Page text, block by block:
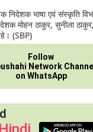
निदेशक भाषा एवं संस्कृति
मोहन ठाकुर, सुनीला ठाकुर,
(SBP)
Follow
Network Channel
on WhatsApp